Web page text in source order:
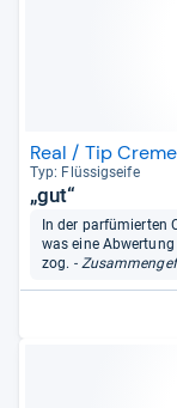
Real / Tip
Typ: Flüs­sig­seife
„gut“
In der parfümierten
was eine
zog. -